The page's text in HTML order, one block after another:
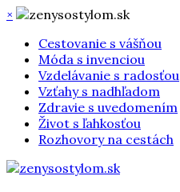
×
Cestovanie s vášňou
Móda s invenciou
Vzdelávanie s radosťou
Vzťahy s nadhľadom
Zdravie s uvedomením
Život s ľahkosťou
Rozhovory na cestách